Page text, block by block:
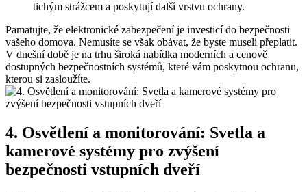
tichým strážcem a poskytují další vrstvu ochrany.
Pamatujte, že elektronické zabezpečení je investicí do bezpečnosti
vašeho domova. Nemusíte se však obávat, že byste museli přeplatit.
V dnešní době je na trhu široká nabídka moderních a cenově
dostupných bezpečnostních systémů, které vám poskytnou ochranu,
kterou si zasloužíte.
4. Osvětlení a monitorování: Svetla a
kamerové systémy pro zvýšení
bezpečnosti vstupních dveří